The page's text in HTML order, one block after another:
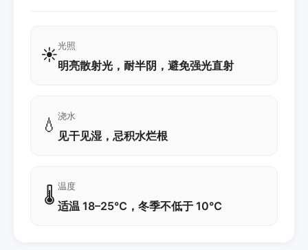
☀️光照
明亮散射光，耐半阴，避免强光直射
💧 浇水
见干见湿，忌积水烂根
🌡️ 温度
适温 18–25℃，冬季不低于 10℃